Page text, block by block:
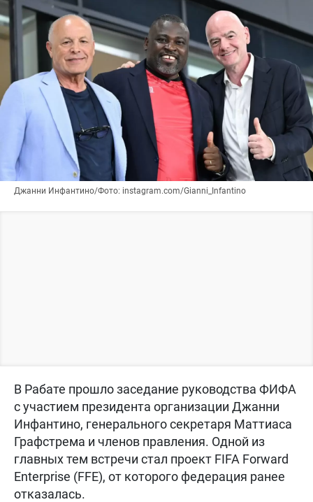
Джанни Инфантино/Фото: instagram.com/Gianni_Infantino
В Рабате прошло заседание руководства ФИФА
с участием президента организации Джанни
Инфантино, генерального секретаря Маттиаса
Графстрема и членов правления. Одной из
главных тем встречи стал проект FIFA Forward
Enterprise (FFE), от которого федерация ранее
отказалась.